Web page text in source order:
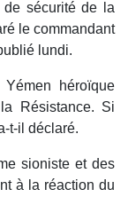
sécurité de la
le commandant
lundi.
héroïque
Résistance. Si
t-il déclaré.
sioniste et des
à la réaction du